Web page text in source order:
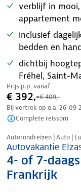
verblijf in
appartement
inclusief
bedden en
dichtbij
Fréhel, Saint-
Prijs p.p. vanaf
€ 392,-€ 409,-
Bij vertrek op o.a. 26-09-
Complete reissom
Nazomer korting
Autorondreizen | Auto |
Autovakantie
4- of 7-
Frankrijk